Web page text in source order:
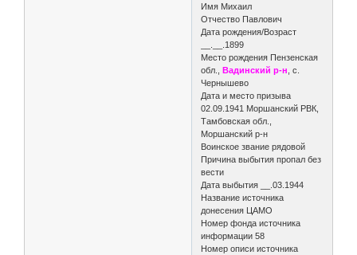
Имя Михаил
Отчество Павлович
Дата рождения/Возраст
__.__.1899
Место рождения Пензенская
обл.,Вадинский р-н , с.
Чернышево
Дата и место призыва
02.09.1941 Моршанский РВК,
Тамбовская обл.,
Моршанский р-н
Воинское звание рядовой
Причина выбытия пропал без
вести
Дата выбытия __.03.1944
Название источника
донесения ЦАМО
Номер фонда источника
информации 58
Номер описи источника